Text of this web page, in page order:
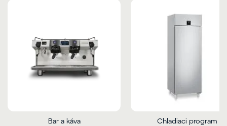
Bar a káva Chladiaci program